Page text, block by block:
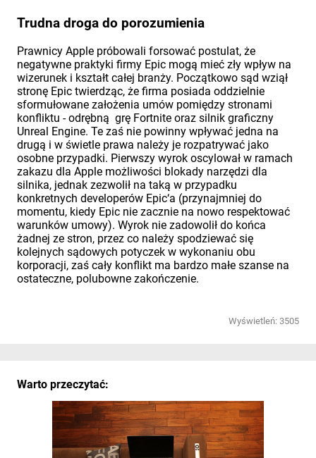
Trudna droga do porozumienia
Prawnicy Apple próbowali forsować postulat, że
negatywne praktyki firmy Epic mogą mieć zły wpływ na
wizerunek i kształt całej branży. Początkowo sąd wziął
stronę Epic twierdząc, że firma posiada oddzielnie
sformułowane założenia umów pomiędzy stronami
konfliktu - odrębną grę Fortnite oraz silnik graficzny
Unreal Engine. Te zaś nie powinny wpływać jedna na
drugą i w świetle prawa należy je rozpatrywać jako
osobne przypadki. Pierwszy wyrok oscylował w ramach
zakazu dla Apple możliwości blokady narzędzi dla
silnika, jednak zezwolił na taką w przypadku
konkretnych developerów Epic‘a (przynajmniej do
momentu, kiedy Epic nie zacznie na nowo respektować
warunków umowy). Wyrok nie zadowolił do końca
żadnej ze stron, przez co należy spodziewać się
kolejnych sądowych potyczek w wykonaniu obu
korporacji, zaś cały konflikt ma bardzo małe szanse na
ostateczne, polubowne zakończenie.
Wyświetleń: 3505
Warto przeczytać: